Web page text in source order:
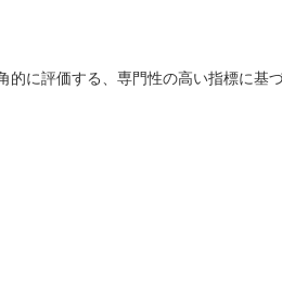
的に評価する、専門性の高い指標に基